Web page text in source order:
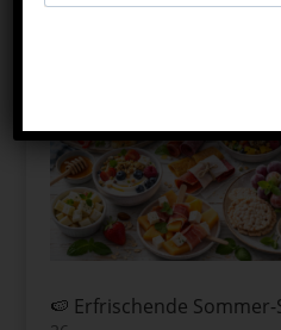
🍉 Erfrischende Sommer-